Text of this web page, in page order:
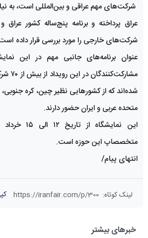
شرکت‌های مهم عراقی و بین‌المللی است، به
عراق پرداخته و برنامه پنج‌ساله کشور عراق
عنوان برنامه‌های جانبی مهم در این
شده‌اند که از کشورهایی نظیر چین، کره جنوبی،
متحده عربی و ایران حضور دارند.
این
متخصصاپ این حوزه است.
انتهای پیام/
لینک کوتاه:
https://iranfair.com/p/300
خبرهای بیشتر